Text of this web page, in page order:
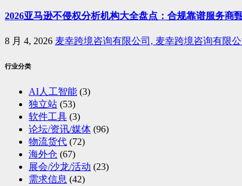
2026亚马逊不侵权分析机构大全盘点：合规靠谱服务商
8 月 4, 2026 麦幸跨境咨询有限公司, 麦幸跨境咨询有限公
行业分类
AI人工智能 (3)
独立站 (53)
软件工具 (3)
论坛/资讯/媒体 (96)
物流货代 (72)
海外仓 (67)
展会/沙龙/活动 (23)
需求信息 (42)